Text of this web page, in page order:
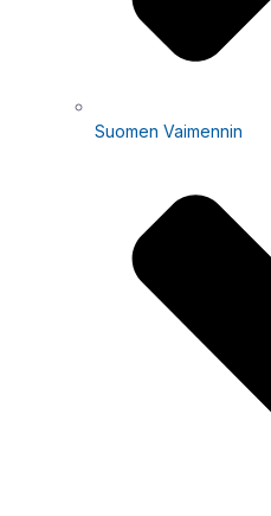
Suomen Vaimennin